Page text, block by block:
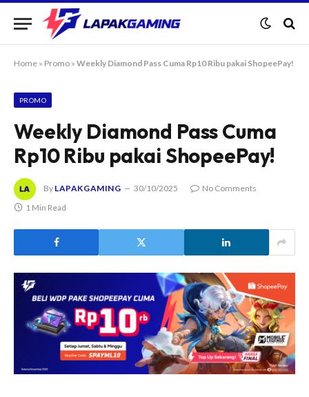
Home » Promo » Weekly Diamond Pass Cuma Rp10 Ribu pakai ShopeePay!
PROMO
Weekly Diamond Pass Cuma
Rp10 Ribu pakai ShopeePay!
By LAPAKGAMING 30/10/2025
No Comments
1 Min Read